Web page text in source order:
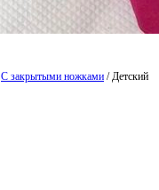
С закрытыми ножками /Детский